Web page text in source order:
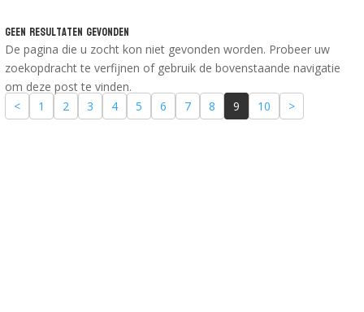
Geen Resultaten Gevonden
De pagina die u zocht kon niet gevonden worden. Probeer uw
zoekopdracht te verfijnen of gebruik de bovenstaande navigatie
om deze post te vinden.
<
1 2 3 4 5 6 7 8 9 10 >